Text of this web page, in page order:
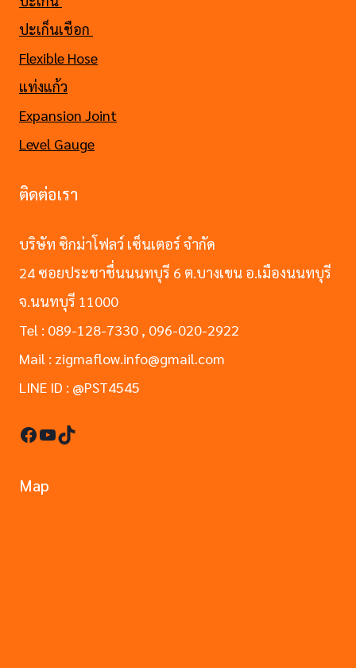
ปะเก็นเชือก
Flexible Hose
แท่งแก้ว
Expansion Joint
Level Gauge
ติดต่อเรา
บริษัท ซิกม่าโฟลว์ เซ็นเตอร์ จำกัด
24 ซอยประชาชื่นนนทบุรี 6 ต.บางเขน อ.เมืองนนทบุรี
จ.นนทบุรี 11000
Tel : 089-128-7330 , 096-020-2922
Mail : zigmaflow.info@gmail.com
LINE ID : @PST4545
Facebook
YouTube
TikTok
Map